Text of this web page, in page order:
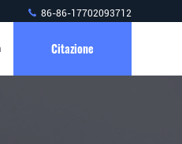
86-86-17702093712
Citazione